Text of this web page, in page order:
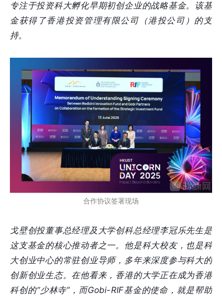
专注于投资科大孵化早期初创企业的战略基金。该基
金获得了香港投资管理有限公司（港投公司）的支
持。
合作协议签署现场
戈壁创投董事总经理及大学创科总经理李冠乐先生是
这支基金的核心推动者之一。他是科大校友，也是科
大创业中心的常驻创业导师，多年来深度参与科大的
创新创业生态。在他看来，香港的大学正在成为香港
科创的“少林寺”，而Gobi-RIF基金的使命，就是帮助